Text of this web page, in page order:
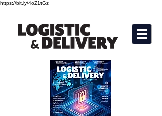
https://bit.ly/4oZ1tGz